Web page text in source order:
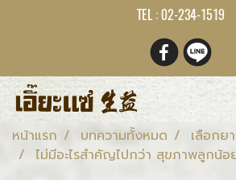
TEL : 02-234-1519
หน้าแรก บทความทั้งหมด
เลือกย
ไม่มีอะไรสำคัญไปกว่า สุขภาพลูกน้อ